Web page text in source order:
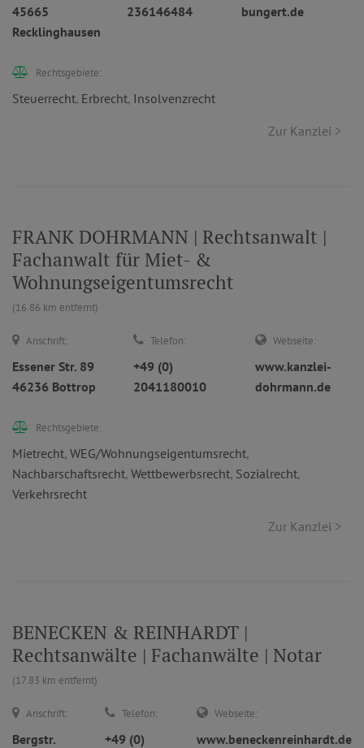
45665
Recklinghausen
236146484
bungert.de
Rechtsgebiete:
Steuerrecht, Erbrecht, Insolvenzrecht
Zur Kanzlei >
FRANK DOHRMANN | Rechtsanwalt |
Fachanwalt für Miet- &
Wohnungseigentumsrecht
(16.86 km entfernt)
Anschrift:
Essener Str. 89
46236 Bottrop
Telefon:
+49 (0)
2041180010
Webseite:
www.kanzlei-
dohrmann.de
Rechtsgebiete:
Mietrecht, WEG/Wohnungseigentumsrecht,
Nachbarschaftsrecht, Wettbewerbsrecht, Sozialrecht,
Verkehrsrecht
Zur Kanzlei >
BENECKEN & REINHARDT |
Rechtsanwälte | Fachanwälte | Notar
(17.83 km entfernt)
Anschrift:
Bergstr.
Telefon:
+49 (0)
Webseite:
www.beneckenreinhardt.de